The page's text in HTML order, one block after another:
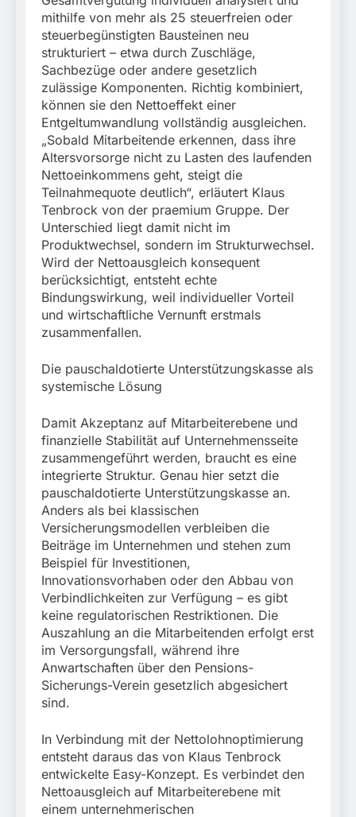
mithilfe von mehr als 25 steuerfreien oder
steuerbegünstigten Bausteinen neu
strukturiert – etwa durch Zuschläge,
Sachbezüge oder andere gesetzlich
zulässige Komponenten. Richtig kombiniert,
können sie den Nettoeffekt einer
Entgeltumwandlung vollständig ausgleichen.
„Sobald Mitarbeitende erkennen, dass ihre
Altersvorsorge nicht zu Lasten des laufenden
Nettoeinkommens geht, steigt die
Teilnahmequote deutlich“, erläutert Klaus
Tenbrock von der praemium Gruppe. Der
Unterschied liegt damit nicht im
Produktwechsel, sondern im Strukturwechsel.
Wird der Nettoausgleich konsequent
berücksichtigt, entsteht echte
Bindungswirkung, weil individueller Vorteil
und wirtschaftliche Vernunft erstmals
zusammenfallen.
Die pauschaldotierte Unterstützungskasse als
systemische Lösung
Damit Akzeptanz auf Mitarbeiterebene und
finanzielle Stabilität auf Unternehmensseite
zusammengeführt werden, braucht es eine
integrierte Struktur. Genau hier setzt die
pauschaldotierte Unterstützungskasse an.
Anders als bei klassischen
Versicherungsmodellen verbleiben die
Beiträge im Unternehmen und stehen zum
Beispiel für Investitionen,
Innovationsvorhaben oder den Abbau von
Verbindlichkeiten zur Verfügung – es gibt
keine regulatorischen Restriktionen. Die
Auszahlung an die Mitarbeitenden erfolgt erst
im Versorgungsfall, während ihre
Anwartschaften über den Pensions-
Sicherungs-Verein gesetzlich abgesichert
sind.
In Verbindung mit der Nettolohnoptimierung
entsteht daraus das von Klaus Tenbrock
entwickelte Easy-Konzept. Es verbindet den
Nettoausgleich auf Mitarbeiterebene mit
einem unternehmerischen